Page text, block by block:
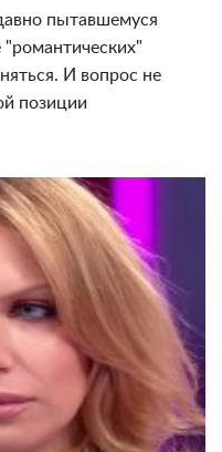
пытавшемуся
"романтических"
И вопрос не
позиции